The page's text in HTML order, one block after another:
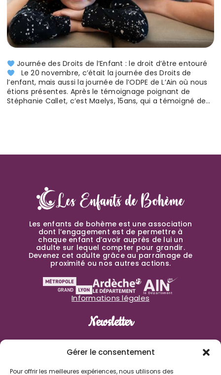
Gérer le consentement
Pour offrir les meilleures expériences, nous utilisons des
Journée des Droits de l’Enfant : le droit d’être entouré
Le 20 novembre, c’était la journée des Droits de
l’enfant, mais aussi la journée de l’ODPE de L’Ain où nous
étions présentes. Après le témoignage poignant de
Stéphanie Callet, c’est Maelys, 15ans, qui a témoigné de
Les enfants de bohème est une association
dont l’engagement est de permettre à
chaque enfant d’avoir auprès de lui un
adulte sur lequel compter pour grandir.
Devenez cet adulte grâce au parrainage de
proximité ou nos autres actions.
Informations légales
Newsletter
Nom de famille